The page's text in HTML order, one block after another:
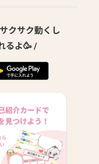
クサク動くし
るよ🥳 /